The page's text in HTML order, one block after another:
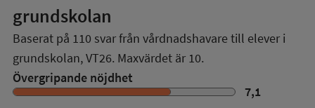
grundskolan
Baserat på 110 svar från vårdnadshavare till elever i
grundskolan,VT26. Maxvärdet är 10.
Övergripande nöjdhet
7,1